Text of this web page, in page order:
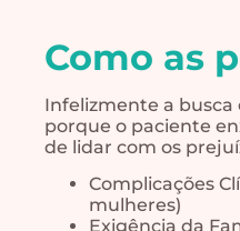
Como as
Infelizmente a
porque o paciente
de lidar com os
Complicações
mulheres)
Exigência da